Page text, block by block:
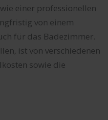
einer professionellen
von einem
für das Badezimmer.
ist von verschiedenen
sowie die